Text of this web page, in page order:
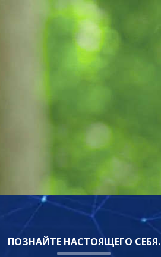
ПОЗНАЙТЕ НАСТОЯЩЕГО СЕБЯ.